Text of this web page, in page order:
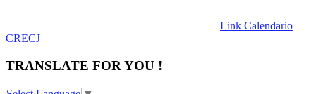
Link Calendario
CRECJ
TRANSLATE FOR YOU !